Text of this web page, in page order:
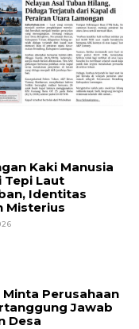
Kaki Manusia
Tepi Laut
Identitas
Misterius
Minta Perusahaan
Jawab
Desa